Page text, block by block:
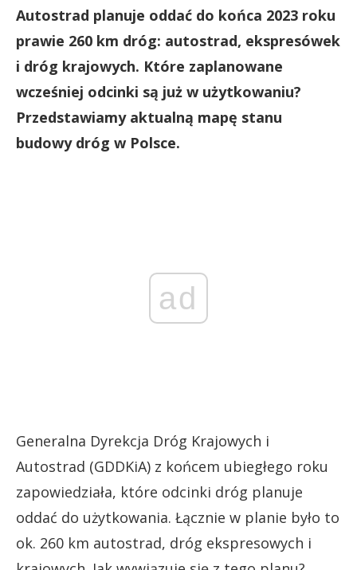
Autostrad planuje oddać do końca 2023 roku
prawie 260 km dróg: autostrad, ekspresówek
i dróg krajowych. Które zaplanowane
wcześniej odcinki są już w użytkowaniu?
Przedstawiamy aktualną mapę stanu
budowy dróg w Polsce.
ad
Generalna Dyrekcja Dróg Krajowych i
Autostrad (GDDKiA) z końcem ubiegłego roku
zapowiedziała, które odcinki dróg planuje
oddać do użytkowania. Łącznie w planie było to
ok. 260 km autostrad, dróg ekspresowych i